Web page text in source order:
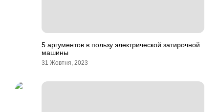
5 аргументов в пользу электрической затирочной
машины
31 Жовтня, 2023